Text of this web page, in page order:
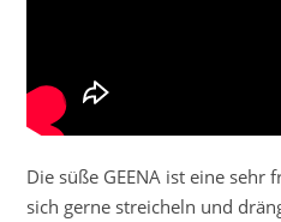
Die süße GEENA ist eine sehr
sich gerne streicheln und